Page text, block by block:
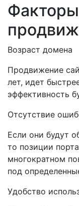
Возраст домена
Продвижение
лет, идет
эффективность
Отсутствие
Если они будут
то позиции
многократном
под
Удобство